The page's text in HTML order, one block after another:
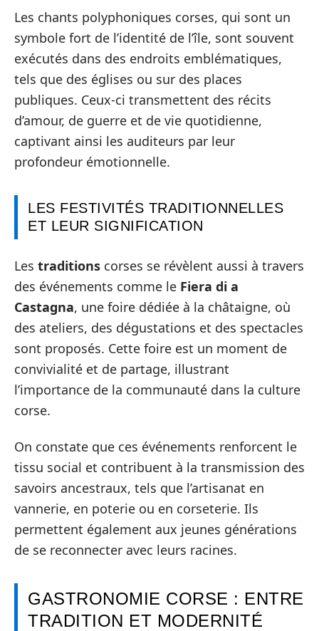
Les chants polyphoniques corses, qui sont un
symbole fort de l’identité de l’île, sont souvent
exécutés dans des endroits emblématiques,
tels que des églises ou sur des places
publiques. Ceux-ci transmettent des récits
d’amour, de guerre et de vie quotidienne,
captivant ainsi les auditeurs par leur
profondeur émotionnelle.
LES FESTIVITÉS TRADITIONNELLES
ET LEUR SIGNIFICATION
Les traditions corses se révèlent aussi à travers
des événements comme le Fiera di a
Castagna, une foire dédiée à la châtaigne, où
des ateliers, des dégustations et des spectacles
sont proposés. Cette foire est un moment de
convivialité et de partage, illustrant
l’importance de la communauté dans la culture
corse.
On constate que ces événements renforcent le
tissu social et contribuent à la transmission des
savoirs ancestraux, tels que l’artisanat en
vannerie, en poterie ou en corseterie. Ils
permettent également aux jeunes générations
de se reconnecter avec leurs racines.
GASTRONOMIE CORSE : ENTRE
TRADITION ET MODERNITÉ